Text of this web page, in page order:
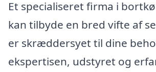
Et specialiseret firma i
kan tilbyde en bred vifte af
er skræddersyet til dine
ekspertisen, udstyret og